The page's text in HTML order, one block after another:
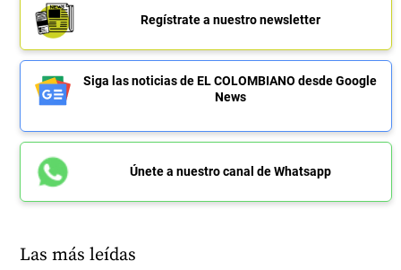
Regístrate a nuestro newsletter
Siga las noticias de EL COLOMBIANO desde Google
News
Únete a nuestro canal de Whatsapp
Las más leídas